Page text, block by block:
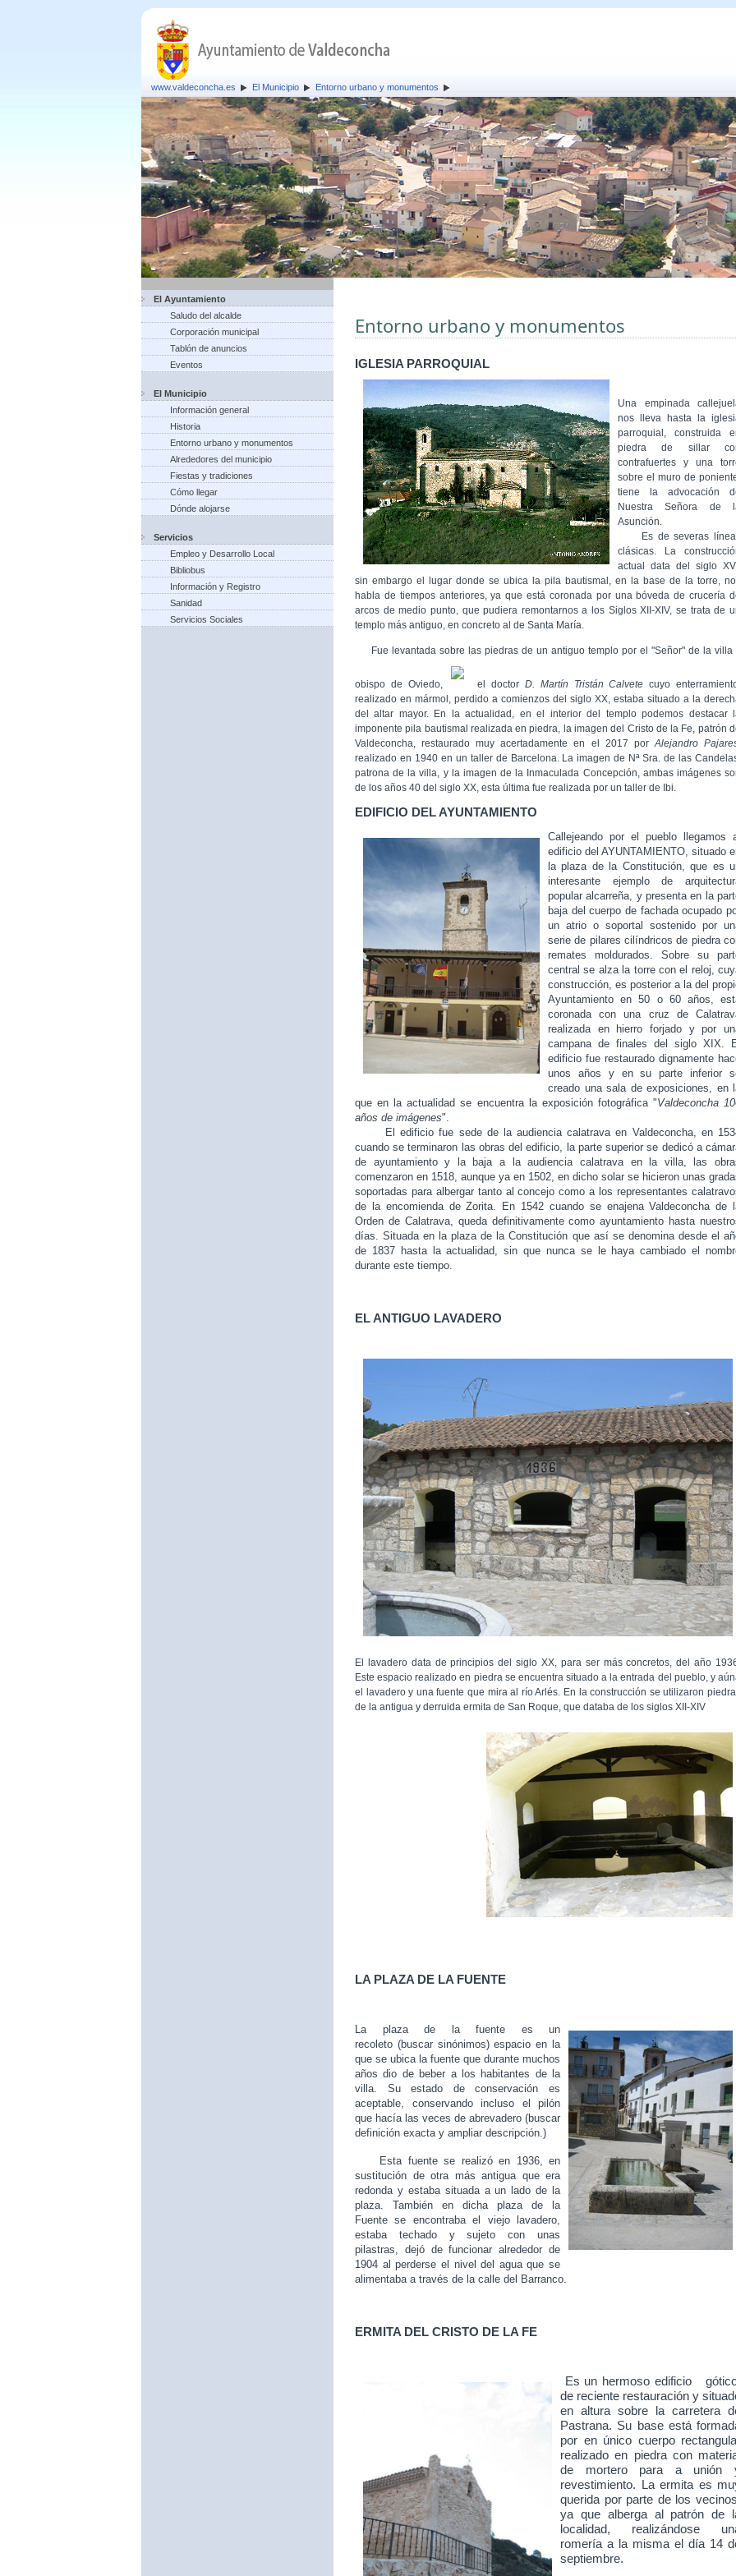
www.valdeconcha.es El Municipio Entorno urbano y monumentos
El Ayuntamiento
Saludo del alcalde
Corporación municipal
Tablón de anuncios
Eventos
El Municipio
Información general
Historia
Entorno urbano y monumentos
Alrededores del municipio
Fiestas y tradiciones
Cómo llegar
Dónde alojarse
Servicios
Empleo y Desarrollo Local
Bibliobus
Información y Registro
Sanidad
Servicios Sociales
Entorno urbano y monumentos
IGLESIA PARROQUIAL
Una empinada
nos lleva hasta la
parroquial, construida
piedra de sillar
contrafuertes y una
sobre el muro de
tiene la advocación
Nuestra Señora de
Asunción.
Es de severas
clásicas. La
actual data del siglo
sin embargo el lugar donde se ubica la pila bautismal, en la base de la torre,
habla de tiempos anteriores, ya que está coronada por una bóveda de crucería
arcos de medio punto, que pudiera remontarnos a los Siglos XII-XIV, se trata de
templo más antiguo, en concreto al de Santa María.
Fue levantada sobre las piedras de un antiguo templo por el "Señor" de la villa
obispo de Oviedo, el doctorD. Martín Tristán Calvete cuyo
realizado en mármol, perdido a comienzos del siglo XX, estaba situado a la
del altar mayor. En la actualidad, en el interior del templo podemos destacar
imponente pila bautismal realizada en piedra, la imagen del Cristo de la Fe, patrón
Valdeconcha, restaurado muy acertadamente en el 2017 por Alejandro
realizado en 1940 en un taller de Barcelona. La imagen de Nª Sra. de las
patrona de la villa, y la imagen de la Inmaculada Concepción, ambas imágenes
de los años 40 del siglo XX, esta última fue realizada por un taller de Ibi.
EDIFICIO DEL AYUNTAMIENTO
Callejeando por el pueblo llegamos
edificio del AYUNTAMIENTO, situado
la plaza de la Constitución, que es
interesante ejemplo de
popular alcarreña, y presenta en la
baja del cuerpo de fachada ocupado
un atrio o soportal sostenido por
serie de pilares cilíndricos de piedra
remates moldurados. Sobre su
central se alza la torre con el reloj,
construcción, es posterior a la del
Ayuntamiento en 50 o 60 años,
coronada con una cruz de
realizada en hierro forjado y por
campana de finales del siglo XIX.
edificio fue restaurado dignamente
unos años y en su parte inferior
creado una sala de exposiciones, en
que en la actualidad se encuentra la exposición fotográfica "Valdeconcha
años de imágenes".
El edificio fue sede de la audiencia calatrava en Valdeconcha, en
cuando se terminaron las obras del edificio, la parte superior se dedicó a
de ayuntamiento y la baja a la audiencia calatrava en la villa, las
comenzaron en 1518, aunque ya en 1502, en dicho solar se hicieron unas
soportadas para albergar tanto al concejo como a los representantes
de la encomienda de Zorita. En 1542 cuando se enajena Valdeconcha de
Orden de Calatrava, queda definitivamente como ayuntamiento hasta
días. Situada en la plaza de la Constitución que así se denomina desde el
de 1837 hasta la actualidad, sin que nunca se le haya cambiado el
durante este tiempo.
EL ANTIGUO LAVADERO
El lavadero data de principios del siglo XX, para ser más concretos, del año
Este espacio realizado en piedra se encuentra situado a la entrada del pueblo, y
el lavadero y una fuente que mira al río Arlés. En la construcción se utilizaron
de la antigua y derruida ermita de San Roque, que databa de los siglos XII-XIV
LA PLAZA DE LA FUENTE
La plaza de la fuente es un
recoleto (buscar sinónimos) espacio en la
que se ubica la fuente que durante muchos
años dio de beber a los habitantes de la
villa. Su estado de conservación es
aceptable, conservando incluso el pilón
que hacía las veces de abrevadero (buscar
definición exacta y ampliar descripción.)
Esta fuente se realizó en 1936, en
sustitución de otra más antigua que era
redonda y estaba situada a un lado de la
plaza. También en dicha plaza de la
Fuente se encontraba el viejo lavadero,
estaba techado y sujeto con unas
pilastras, dejó de funcionar alrededor de
1904 al perderse el nivel del agua que se
alimentaba a través de la calle del Barranco.
ERMITA DEL CRISTO DE LA FE
Es un hermoso edificio g
de reciente restauración y
en altura sobre la carretera
Pastrana. Su base está
por en único cuerpo
realizado en piedra con
de mortero para a unión
revestimiento. La ermita es m
querida por parte de los
ya que alberga al patrón de
localidad, realizándose
romería a la misma el día 14
septiembre.